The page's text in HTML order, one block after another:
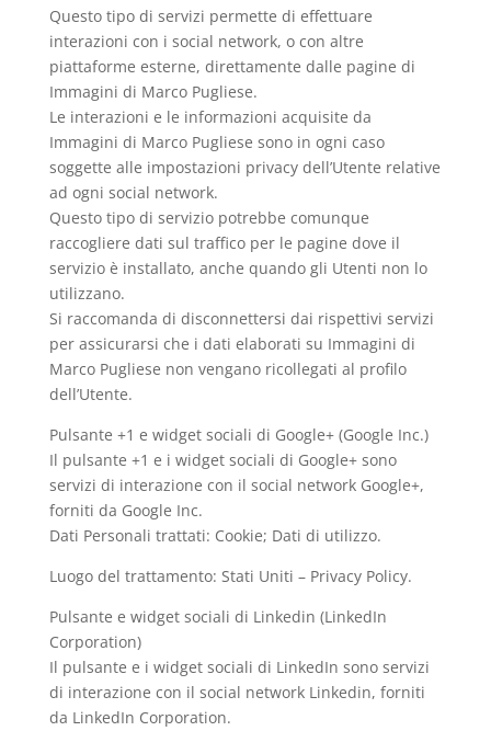
Questo tipo di servizi permette di effettuare
interazioni con i social network, o con altre
piattaforme esterne, direttamente dalle pagine di
Immagini di Marco Pugliese.
Le interazioni e le informazioni acquisite da
Immagini di Marco Pugliese sono in ogni caso
soggette alle impostazioni privacy dell’Utente relative
ad ogni social network.
Questo tipo di servizio potrebbe comunque
raccogliere dati sul traffico per le pagine dove il
servizio è installato, anche quando gli Utenti non lo
utilizzano.
Si raccomanda di disconnettersi dai rispettivi servizi
per assicurarsi che i dati elaborati su Immagini di
Marco Pugliese non vengano ricollegati al profilo
dell’Utente.
Pulsante +1 e widget sociali di Google+ (Google Inc.)
Il pulsante +1 e i widget sociali di Google+ sono
servizi di interazione con il social network Google+,
forniti da Google Inc.
Dati Personali trattati: Cookie; Dati di utilizzo.
Luogo del trattamento: Stati Uniti – Privacy Policy.
Pulsante e widget sociali di Linkedin (LinkedIn
Corporation)
Il pulsante e i widget sociali di LinkedIn sono servizi
di interazione con il social network Linkedin, forniti
da LinkedIn Corporation.